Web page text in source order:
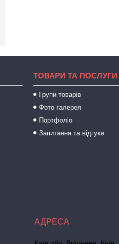
ТОВАРИ ТА ПОСЛУГИ
Групи товарів
Фото галерея
Портфоліо
Запитання та відгуки